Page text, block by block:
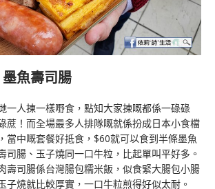
魚壽司腸
一人揀一樣嘢食，點知大家揀嘅都係一碌碌
蔗！而全場最多人排隊嘅就係扮成日本小食檔
當中嘅套餐好抵食，$60就可以食到半條墨魚
司腸、玉子燒同一口牛粒，比起單叫平好多。
壽司腸係台灣腸包糯米飯，似食緊大腸包小腸
子燒就比較厚實，一口牛粒煎得好似太耐。